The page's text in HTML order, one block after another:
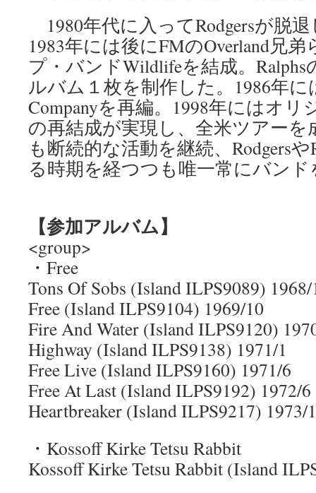
1980年代に入ってRodgersが脱
1983年には後にFMのOverland兄
プ・バンドWildlifeを結成。
ルバム１枚を制作した。1986年に
Companyを再編。1998年にはオ
の再結成が実現し、全米ツアー
も断続的な活動を継続、Rodgers
る時期を経つつも唯一常にバン
【参加アルバム】
<group>
・Free
Tons Of Sobs (Island ILPS9089)
Free (Island ILPS9104) 1969/10
Fire And Water (Island ILPS9120)
Highway (Island ILPS9138) 1971/1
Free Live (Island ILPS9160) 1971/6
Free At Last (Island ILPS9192) 1972/6
Heartbreaker (Island ILPS9217) 1973/1
・Kossoff Kirke Tetsu Rabbit
Kossoff Kirke Tetsu Rabbit (Island